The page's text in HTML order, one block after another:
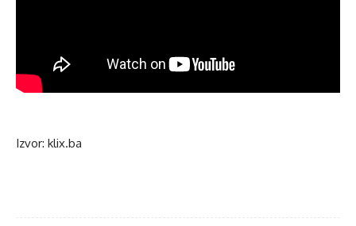
Izvor: klix.ba